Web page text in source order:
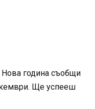
Нова година съобщи
Ще успееш